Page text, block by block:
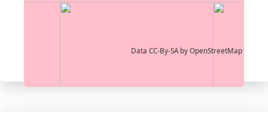
Data CC-By-SA by OpenStreetMap